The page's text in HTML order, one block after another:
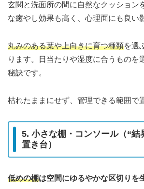
玄関と洗面所の間に自然なクッション
な癒やし効果も高く、心理面にも良い
丸みのある葉や上向きに育つ種類を選
ります。日当たりや湿度に合うものを
秘訣です。
枯れたままにせず、管理できる範囲で
5. 小さな棚・コンソール（“結
置き台）
低めの棚は空間にゆるやかな区切りを